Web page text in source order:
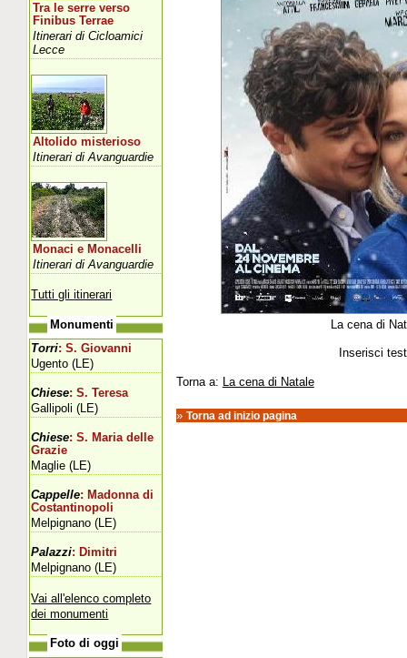
La cena di
Inserisci
Torna a: La cena di Natale
» Torna ad inizio pagina
Tra le serre verso
Finibus Terrae
Itinerari di Cicloamici
Lecce
Altolido misterioso
Itinerari di Avanguardie
Monaci e Monacelli
Itinerari di Avanguardie
Tutti gli itinerari
Monumenti
Torri: S. Giovanni
Ugento (LE)
Chiese: S. Teresa
Gallipoli (LE)
Chiese: S. Maria delle
Grazie
Maglie (LE)
Cappelle: Madonna di
Costantinopoli
Melpignano (LE)
Palazzi: Dimitri
Melpignano (LE)
Vai all'elenco completo
dei monumenti
Foto di oggi